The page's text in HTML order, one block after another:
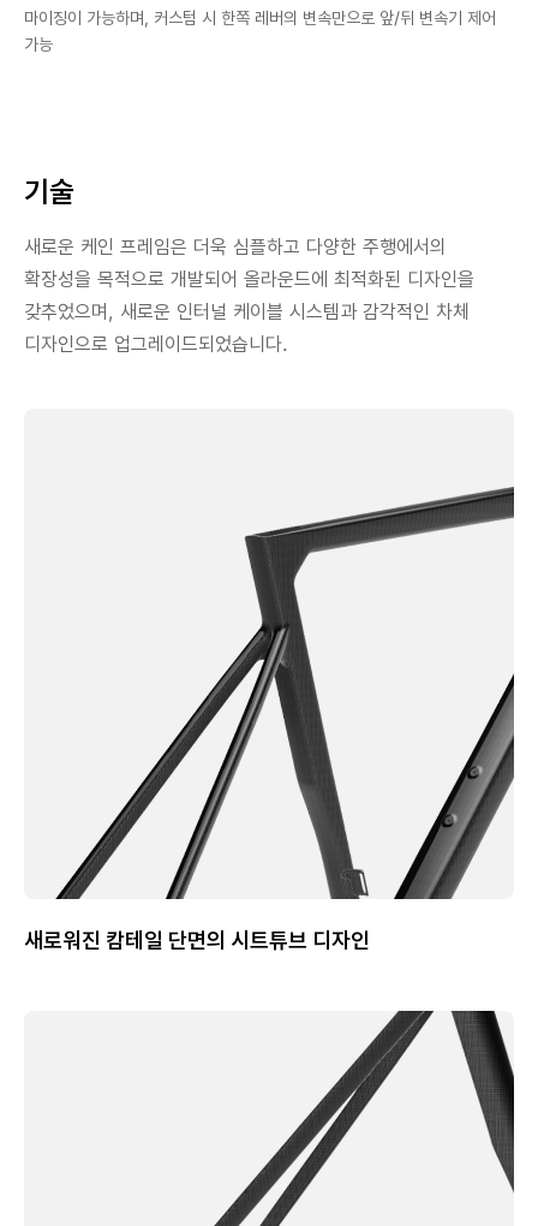
마이징이 가능하며, 커스텀 시 한쪽 레버의 변속만으로 앞/뒤 변속기 제어
가능
기술
새로운 케인 프레임은 더욱 심플하고 다양한 주행에서의
확장성을 목적으로 개발되어 올라운드에 최적화된 디자인을
갖추었으며, 새로운 인터널 케이블 시스템과 감각적인 차체
디자인으로 업그레이드되었습니다.
새로워진 캄테일 단면의 시트튜브 디자인